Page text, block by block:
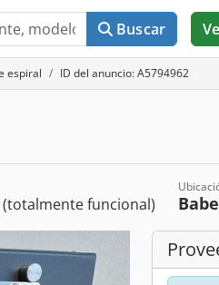
Buscar
espiral ID del anuncio: A5794962
(totalmente funcional)